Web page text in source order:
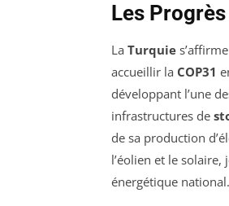
Les
La Turquie
accueillir la COP31
développant l’une
infrastructures de
de sa production
l’éolien et le
énergétique national.